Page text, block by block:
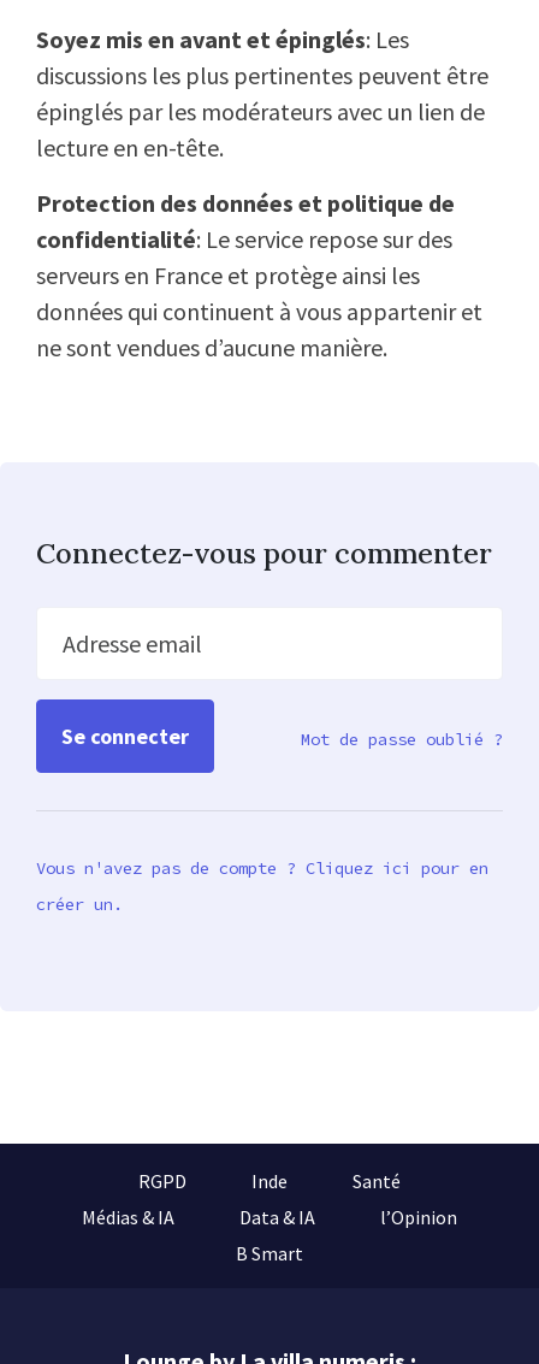
Soyez mis en avant et épinglés: Les
discussions les plus pertinentes peuvent être
épinglés par les modérateurs avec un lien de
lecture en en-tête.
Protection des données et politique de
confidentialité: Le service repose sur des
serveurs en France et protège ainsi les
données qui continuent à vous appartenir et
ne sont vendues d’aucune manière.
Connectez-vous pour commenter
Adresse email
Mot de passe oublié ?
Vous n'avez pas de compte ? Cliquez ici pour en
créer un.
RGPD Inde
Santé
Médias & IA
Data & IA
l’Opinion
B Smart